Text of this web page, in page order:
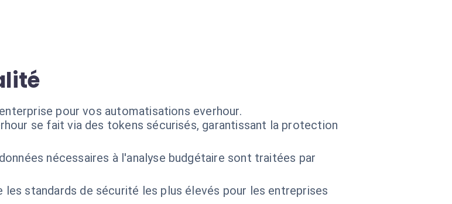
pour vos automatisations everhour.
se fait via des tokens sécurisés, garantissant la protection
nécessaires à l'analyse budgétaire sont traitées par
standards de sécurité les plus élevés pour les entreprises